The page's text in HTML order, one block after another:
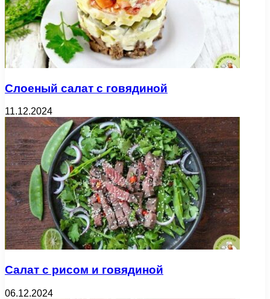
Слоеный салат с говядиной
11.12.2024
Салат с рисом и говядиной
06.12.2024